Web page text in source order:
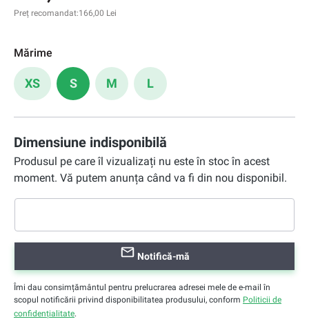
Preț recomandat:166,00 Lei
Mărime
XS S M L
Dimensiune indisponibilă
Produsul pe care îl vizualizați nu este în stoc în acest
moment. Vă putem anunța când va fi din nou disponibil.
Notifică-mă
Îmi dau consimțământul pentru prelucrarea adresei mele de e-mail în
scopul notificării privind disponibilitatea produsului, conform Politicii de
confidențialitate.